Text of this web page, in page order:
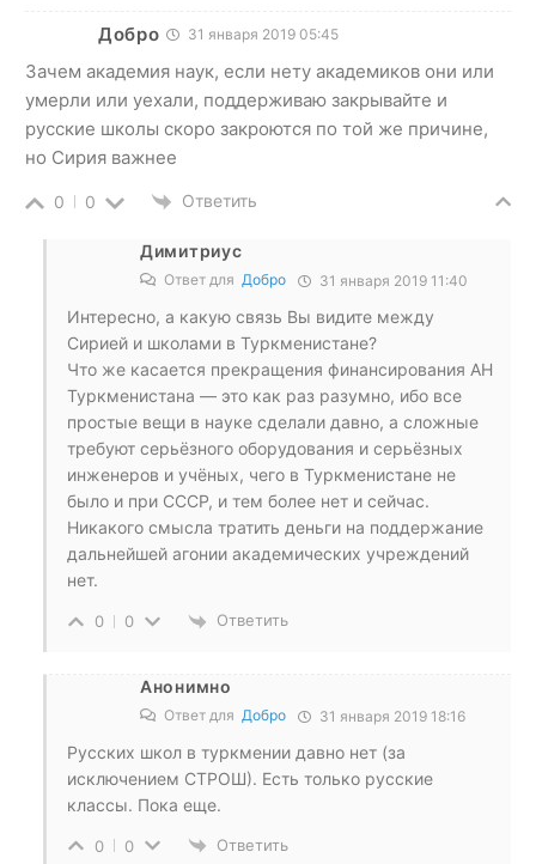
Добро 31 января 2019 05:45
Зачем академия наук, если нету академиков они или
умерли или уехали, поддерживаю закрывайте и
русские школы скоро закроются по той же причине,
но Сирия важнее
0 0 Ответить
Димитриус
Ответ для Добро 31 января 2019 11:40
Интересно, а какую связь Вы видите между
Сирией и школами в Туркменистане?
Что же касается прекращения финансирования АН
Туркменистана — это как раз разумно, ибо все
простые вещи в науке сделали давно, а сложные
требуют серьёзного оборудования и серьёзных
инженеров и учёных, чего в Туркменистане не
было и при СССР, и тем более нет и сейчас.
Никакого смысла тратить деньги на поддержание
дальнейшей агонии академических учреждений
нет.
0 0 Ответить
Анонимно
Ответ для Добро 31 января 2019 18:16
Русских школ в туркмении давно нет (за
исключением СТРОШ). Есть только русские
классы. Пока еще.
0 0 Ответить